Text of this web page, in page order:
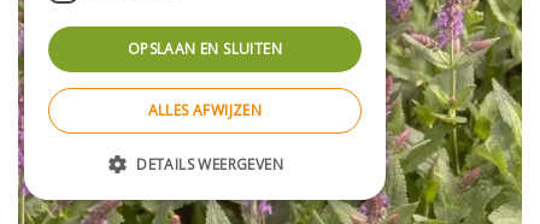
OPSLAAN EN SLUITEN
ALLES AFWIJZEN
DETAILS WEERGEVEN